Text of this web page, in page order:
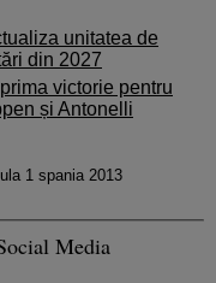
unitatea de
din 2027
victorie pentru
și Antonelli
1 spania 2013
Media